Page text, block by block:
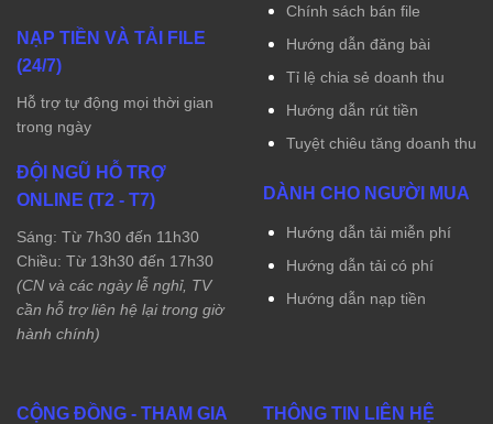
NẠP TIỀN VÀ TẢI FILE
(24/7)
Hỗ trợ tự động mọi thời gian
trong ngày
ĐỘI NGŨ HỖ TRỢ
ONLINE (T2 - T7)
Sáng: Từ 7h30 đến 11h30
Chiều: Từ 13h30 đến 17h30
(CN và các ngày lễ nghỉ, TV
cần hỗ trợ liên hệ lại trong giờ
hành chính)
Chính sách bán file
Hướng dẫn đăng bài
Tỉ lệ chia sẻ doanh thu
Hướng dẫn rút tiền
Tuyệt chiêu tăng doanh thu
DÀNH CHO NGƯỜI MUA
Hướng dẫn tải miễn phí
Hướng dẫn tải có phí
Hướng dẫn nạp tiền
CỘNG ĐỒNG - THAM GIA
THÔNG TIN LIÊN HỆ